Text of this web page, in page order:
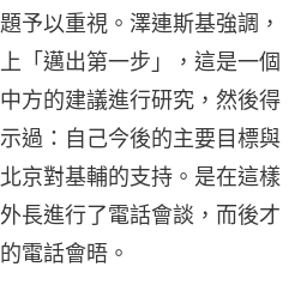
予以重視。澤連斯基強調，
「邁出第一步」，這是一個
方的建議進行研究，然後得
過：自己今後的主要目標與
京對基輔的支持。是在這樣
長進行了電話會談，而後才
電話會晤。